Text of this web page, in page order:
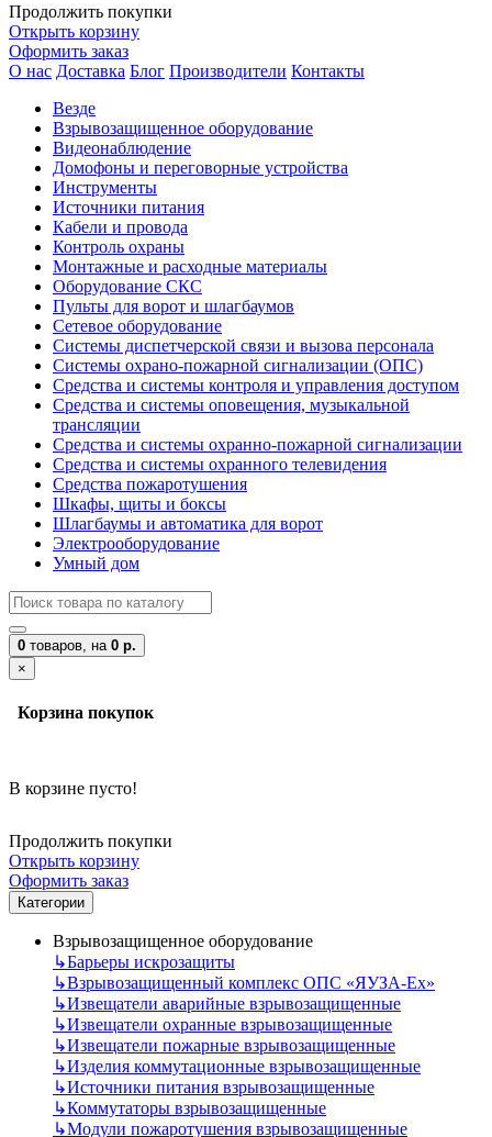
Продолжить покупки
Открыть корзину
Оформить заказ
О нас Доставка Блог Производители Контакты
Везде
Взрывозащищенное оборудование
Видеонаблюдение
Домофоны и переговорные устройства
Инструменты
Источники питания
Кабели и провода
Контроль охраны
Монтажные и расходные материалы
Оборудование СКС
Пульты для ворот и шлагбаумов
Сетевое оборудование
Системы диспетчерской связи и вызова персонала
Системы охрано-пожарной сигнализации (ОПС)
Средства и системы контроля и управления доступом
Средства и системы оповещения, музыкальной
трансляции
Средства и системы охранно-пожарной сигнализации
Средства и системы охранного телевидения
Средства пожаротушения
Шкафы, щиты и боксы
Шлагбаумы и автоматика для ворот
Электрооборудование
Умный дом
0 товаров, на 0 р.
×
Корзина покупок
В корзине пусто!
Продолжить покупки
Открыть корзину
Оформить заказ
Категории
Взрывозащищенное оборудование
↳Барьеры искрозащиты
↳Взрывозащищенный комплекс ОПС «ЯУЗА-Ех»
↳Извещатели аварийные взрывозащищенные
↳Извещатели охранные взрывозащищенные
↳Извещатели пожарные взрывозащищенные
↳Изделия коммутационные взрывозащищенные
↳Источники питания взрывозащищенные
↳Коммутаторы взрывозащищенные
↳Модули пожаротушения взрывозащищенные